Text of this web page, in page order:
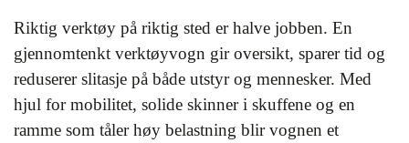
Riktig verktøy på riktig sted er halve jobben. En
gjennomtenkt verktøyvogn gir oversikt, sparer tid og
reduserer slitasje på både utstyr og mennesker. Med
hjul for mobilitet, solide skinner i skuffene og en
ramme som tåler høy belastning blir vognen et